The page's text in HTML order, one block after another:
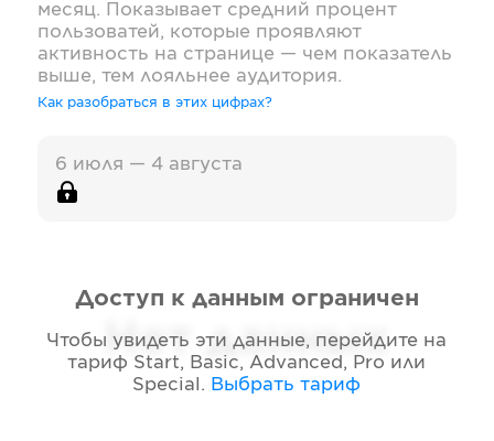
месяц. Показывает средний процент
пользоватей, которые проявляют
активность на странице — чем показатель
выше, тем лояльнее аудитория.
Как разобраться в этих цифрах?
6 июля — 4 августа
Нет данных
Доступ к данным ограничен
Чтобы увидеть эти данные, перейдите на
тариф Start, Basic, Advanced, Pro или
Special . Выбрать тариф